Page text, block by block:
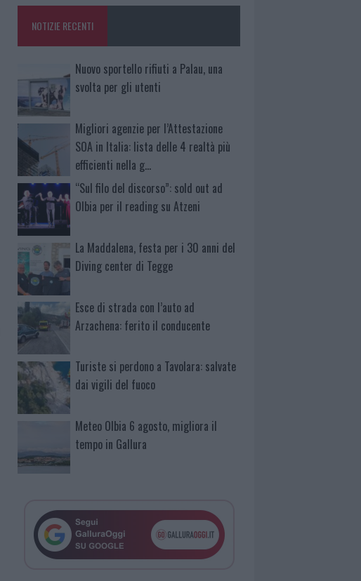
NOTIZIE RECENTI
Nuovo sportello rifiuti a Palau, una
svolta per gli utenti
Migliori agenzie per l’Attestazione
SOA in Italia: lista delle 4 realtà più
efficienti nella g…
“Sul filo del discorso”: sold out ad
Olbia per il reading su Atzeni
La Maddalena, festa per i 30 anni del
Diving center di Tegge
Esce di strada con l’auto ad
Arzachena: ferito il conducente
Turiste si perdono a Tavolara: salvate
dai vigili del fuoco
Meteo Olbia 6 agosto, migliora il
tempo in Gallura